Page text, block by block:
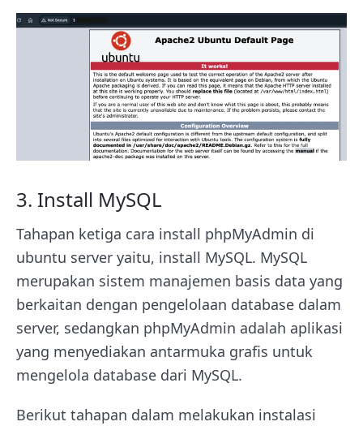
3. Install MySQL
Tahapan ketiga cara install phpMyAdmin di
ubuntu server yaitu, install MySQL. MySQL
merupakan sistem manajemen basis data yang
berkaitan dengan pengelolaan database dalam
server, sedangkan phpMyAdmin adalah aplikasi
yang menyediakan antarmuka grafis untuk
mengelola database dari MySQL.
Berikut tahapan dalam melakukan instalasi